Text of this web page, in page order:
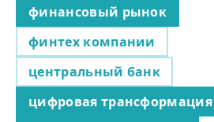
финансовый рынок
финтех компании
центральный банк
цифровая трансформация